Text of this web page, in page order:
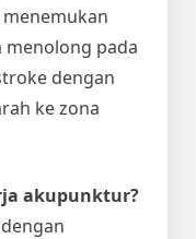
pada
dengan
ke zona
akupunktur?